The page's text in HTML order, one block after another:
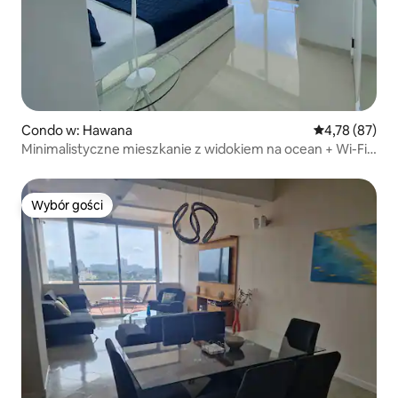
Condo w: Hawana Średnia
4,78 (87)
Minimalistyczne mieszkanie z widokiem na ocean + Wi-Fi
Wybór gości
Wybór gości